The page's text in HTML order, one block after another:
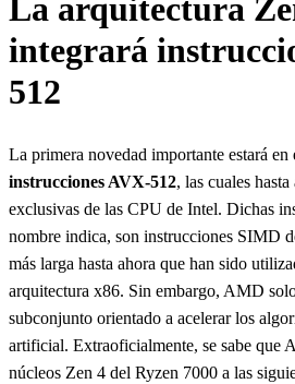
La arquitectura
integrará
512
La primera novedad importante estará en
instrucciones AVX-512, las cuales
exclusivas de las CPU de Intel. Dichas
nombre indica, son instrucciones SIMD
más larga hasta ahora que han sido
arquitectura x86. Sin embargo, AMD
subconjunto orientado a acelerar los
artificial. Extraoficialmente, se sabe que
núcleos Zen 4 del Ryzen 7000 a las